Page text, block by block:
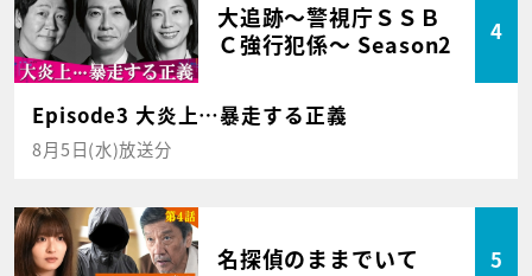
大追跡～警視庁ＳＳＢ
Ｃ強行犯係～ Season2
4
Episode3 大炎上…暴走する正義
8月5日(水)放送分
名探偵のままでいて 5